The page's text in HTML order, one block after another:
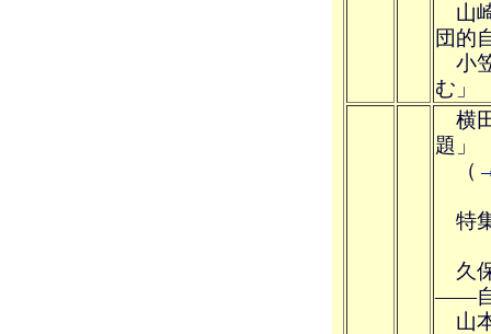
山
団的
小
む」
横
題」
（
特
久
――自
山